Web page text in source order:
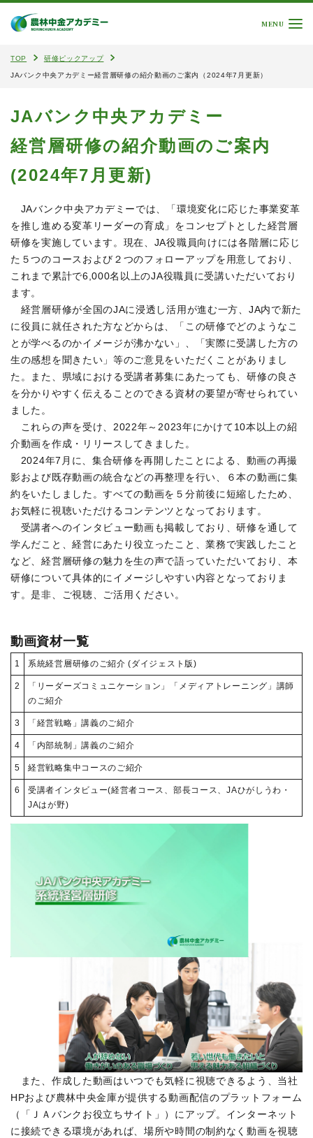
MENU
TOP 研修ピックアップ
JAバンク中央アカデミー経営層研修の紹介動画のご案内（2024年7月更新）
JAバンク中央アカデミー
経営層研修の紹介動画のご案内
(2024年7月更新)
JAバンク中央アカデミーでは、「環境変化に応じた事業変革
を推し進める変革リーダーの育成」をコンセプトとした経営層
研修を実施しています。現在、JA役職員向けには各階層に応じ
た５つのコースおよび２つのフォローアップを用意しており、
これまで累計で6,000名以上のJA役職員に受講いただいており
ます。
経営層研修が全国のJAに浸透し活用が進む一方、JA内で新た
に役員に就任された方などからは、「この研修でどのようなこ
とが学べるのかイメージが沸かない」、「実際に受講した方の
生の感想を聞きたい」等のご意見をいただくことがありまし
た。また、県域における受講者募集にあたっても、研修の良さ
を分かりやすく伝えることのできる資材の要望が寄せられてい
ました。
これらの声を受け、2022年～2023年にかけて10本以上の紹
介動画を作成・リリースしてきました。
2024年7月に、集合研修を再開したことによる、動画の再撮
影および既存動画の統合などの再整理を行い、６本の動画に集
約をいたしました。すべての動画を５分前後に短縮したため、
お気軽に視聴いただけるコンテンツとなっております。
受講者へのインタビュー動画も掲載しており、研修を通して
学んだこと、経営にあたり役立ったこと、業務で実践したこと
など、経営層研修の魅力を生の声で語っていただいており、本
研修について具体的にイメージしやすい内容となっておりま
す。是非、ご視聴、ご活用ください。
動画資材一覧
1 系統経営層研修のご紹介 (ダイジェスト版)
2
「リーダーズコミュニケーション」「メディアトレーニング」講師
のご紹介
3 「経営戦略」講義のご紹介
4 「内部統制」講義のご紹介
5 経営戦略集中コースのご紹介
6
受講者インタビュー(経営者コース、部長コース、JAひがしうわ・
JAはが野)
また、作成した動画はいつでも気軽に視聴できるよう、当社
HPおよび農林中央金庫が提供する動画配信のプラットフォーム
（「ＪＡバンクお役立ちサイト」）にアップ。インターネット
に接続できる環境があれば、場所や時間の制約なく動画を視聴